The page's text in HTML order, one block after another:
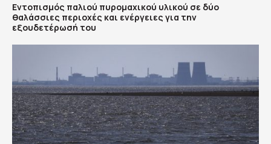
Εντοπισμός παλιού πυρομαχικού υλικού σε δύο
θαλάσσιες περιοχές και ενέργειες για την
εξουδετέρωσή του